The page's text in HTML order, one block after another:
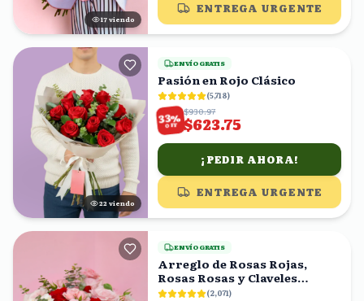
18 viendo
ENTREGA URGENTE
22 viendo
ENVÍO GRATIS
Pasión en Rojo Clásico
(5,718)
33%
OFF
$930.97
$623.75
¡PEDIR AHORA!
ENTREGA URGENTE
ENVÍO GRATIS
Arreglo de Rosas Rojas,
Rosas Rosas y Claveles
Blancos en Caja Rosa
(2,071)